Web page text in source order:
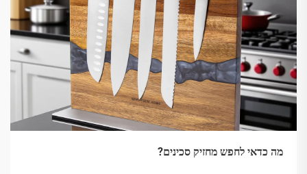
מה כדאי לחפש מחזיק סכינים?